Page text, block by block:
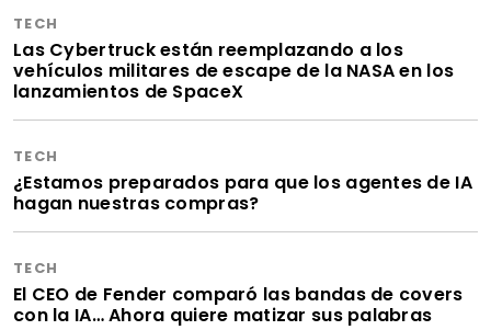
TECH
Las Cybertruck están reemplazando a los
vehículos militares de escape de la NASA en los
lanzamientos de SpaceX
TECH
¿Estamos preparados para que los agentes de IA
hagan nuestras compras?
TECH
El CEO de Fender comparó las bandas de covers
con la IA… Ahora quiere matizar sus palabras